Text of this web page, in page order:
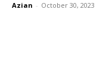
Azian - October 30, 2023